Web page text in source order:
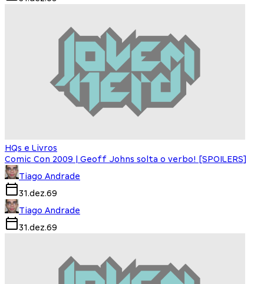
HQs e Livros
Comic Con 2009 | Geoff Johns solta o verbo! [SPOILERS]
Tiago Andrade
31.dez.69
Tiago Andrade
31.dez.69